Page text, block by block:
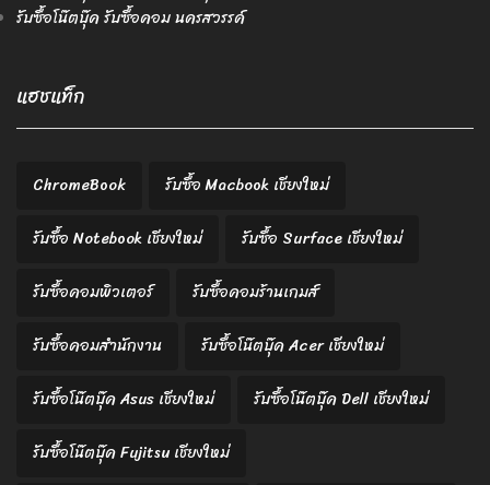
รับซื้อโน๊ตบุ๊ค รับซื้อคอม นครสวรรค์
แฮชแท็ก
ChromeBook
รับซื้อ Macbook เชียงใหม่
รับซื้อ Notebook เชียงใหม่
รับซื้อ Surface เชียงใหม่
รับซื้อคอมพิวเตอร์
รับซื้อคอมร้านเกมส์
รับซื้อคอมสำนักงาน
รับซื้อโน๊ตบุ๊ค Acer เชียงใหม่
รับซื้อโน๊ตบุ๊ค Asus เชียงใหม่
รับซื้อโน๊ตบุ๊ค Dell เชียงใหม่
รับซื้อโน๊ตบุ๊ค Fujitsu เชียงใหม่